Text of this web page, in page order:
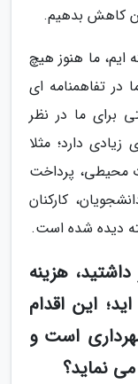
کاهش بدهیم.
ایم، ما هنوز هیچ
در تفاهمنامه ای
برای ما در نظر
دارد؛ مثلا
محیطی، پرداخت
کارکنان
دیده شده است.
هزینه
این اقدام
است و
می نماید؟